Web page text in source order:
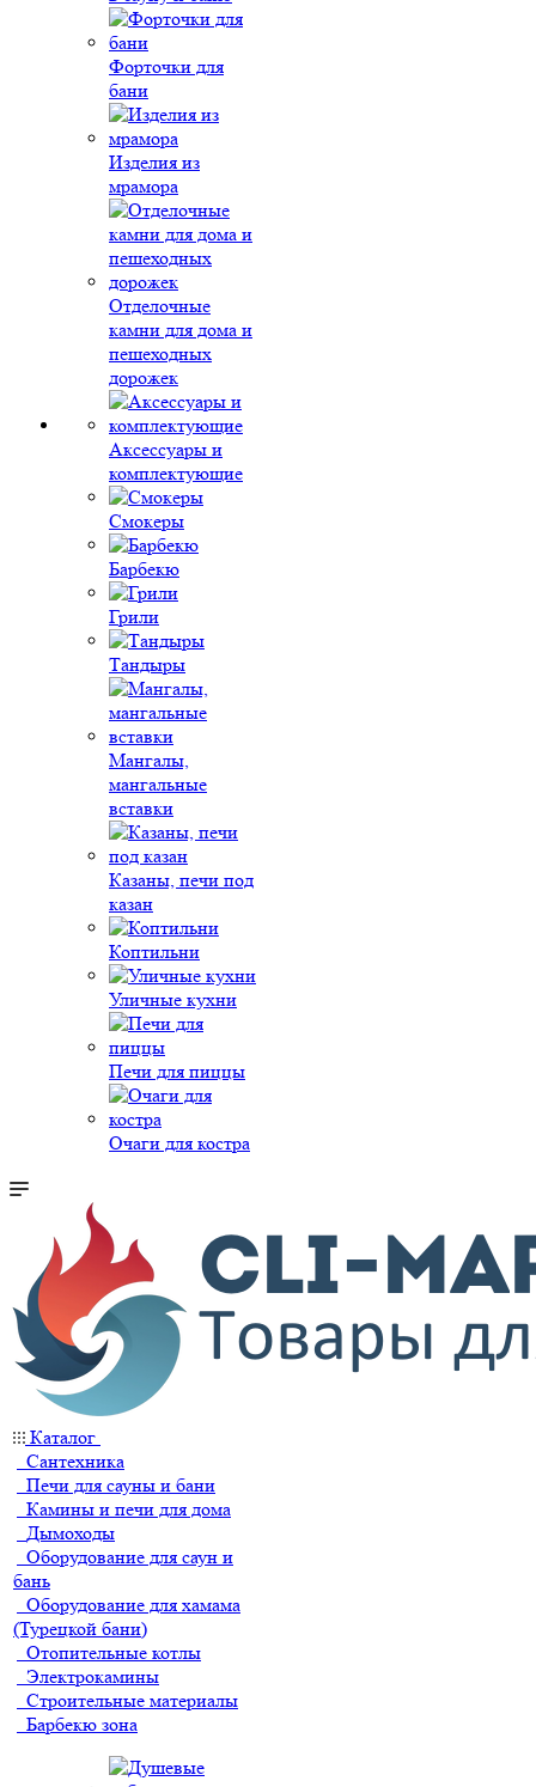
Форточки для
бани
Изделия из
мрамора
Отделочные
камни для дома и
пешеходных
дорожек
Аксессуары и
комплектующие
Смокеры
Барбекю
Грили
Тандыры
Мангалы,
мангальные
вставки
Казаны, печи под
казан
Коптильни
Уличные кухни
Печи для пиццы
Очаги для костра
Каталог
Сантехника
Печи для сауны и бани
Камины и печи для дома
Дымоходы
Оборудование для саун и
бань
Оборудование для хамама
(Турецкой бани)
Отопительные котлы
Электрокамины
Строительные материалы
Барбекю зона